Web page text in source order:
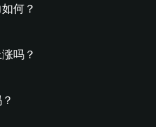
何？
吗？